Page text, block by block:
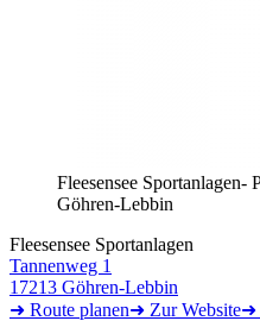
Fleesensee Sportanlagen-
Göhren-Lebbin
Fleesensee Sportanlagen
Tannenweg 1
17213 Göhren-Lebbin
➜ Route planen➜ ZurWebsite➜